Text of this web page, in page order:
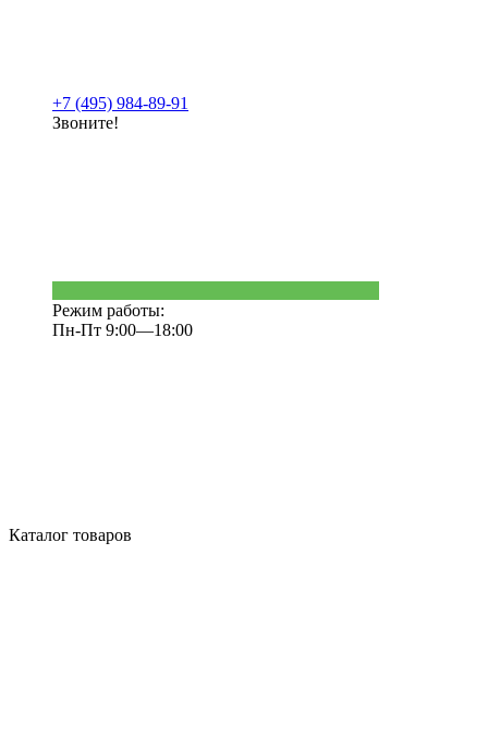
+7 (495) 984-89-91
Звоните!
Режим работы:
Пн-Пт 9:00—18:00
Каталог товаров